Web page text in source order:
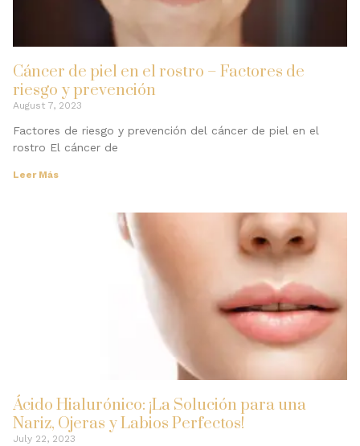
Cáncer de piel en el rostro – Factores de
riesgo y prevención
August 7, 2023
Factores de riesgo y prevención del cáncer de piel en el
rostro El cáncer de
Leer Más
Ácido Hialurónico: ¡La Solución para una
Nariz, Ojeras y Labios Perfectos!
July 22, 2023